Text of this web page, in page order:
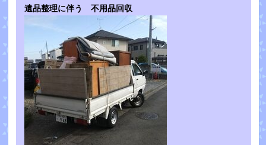
遺品整理に伴う 不用品回収